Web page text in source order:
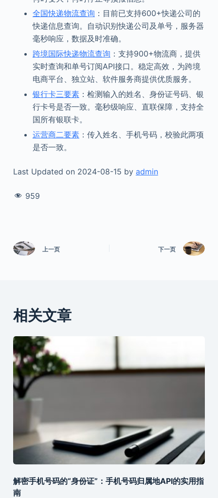
全国快递物流查询 ：目前已支持600+快递公司的
快递信息查询。自动识别快递公司及单号，服务器
毫秒响应，数据及时准确。
跨境国际快递物流查询 ：支持900+物流商，提供
实时查询和单号订阅API接口。稳定高效，为跨境
电商平台、独立站、软件服务商提供优质服务。
银行卡三要素：检测输入的姓名、身份证号码、银
行卡号是否一致。毫秒级响应、直联保障，支持全
国所有银联卡。
运营商二要素：传入姓名、手机号码，校验此两项
是否一致。
Last Updated on 2024-08-15 by admin
959
上一页 下一页
相关文章
解密手机号码的“身份证”：手机号码归属地API的实用指
南